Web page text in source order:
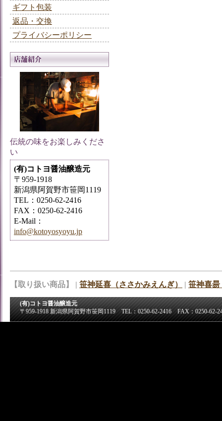
ギフト包装
返品・交換
プライバシーポリシー
伝統の味をお楽しみくださ
い
(有)コトヨ醤油醸造元
〒959-1918
新潟県阿賀野市笹岡1119
TEL：0250-62-2416
FAX：0250-62-2416
E-Mail：
info@kotoyosyoyu.jp
【取り扱い商品】 | 笹神延喜（ささかみえんぎ） | 笹神喜昜
(有)コトヨ醤油醸造元
〒959-1918 新潟県阿賀野市笹岡1119 TEL：0250-62-2416 FAX：0250-62-